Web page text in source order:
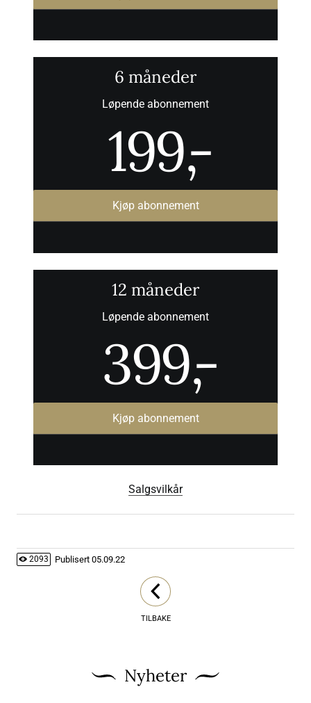
6 måneder
Løpende abonnement
199,-
Kjøp abonnement
12 måneder
Løpende abonnement
399,-
Kjøp abonnement
Salgsvilkår
2093 Publisert 05.09.22
TILBAKE
Nyheter